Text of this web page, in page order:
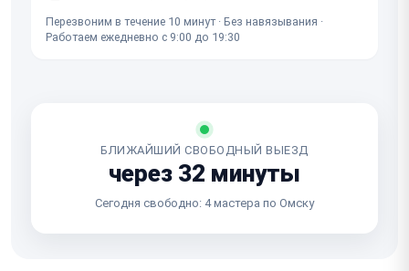
Перезвоним в течение 10 минут · Без навязывания ·
Работаем ежедневно с 9:00 до 19:30
БЛИЖАЙШИЙ СВОБОДНЫЙ ВЫЕЗД
через 32 минуты
Сегодня свободно: 4 мастера по Омску